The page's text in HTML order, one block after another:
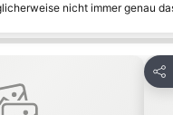
nicht immer genau
hinzufügen